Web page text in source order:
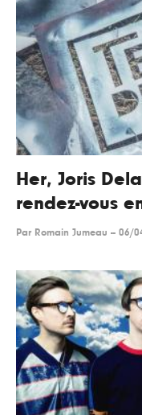
Her, Joris
rendez-vous
Par Romain Jumeau -- 06/